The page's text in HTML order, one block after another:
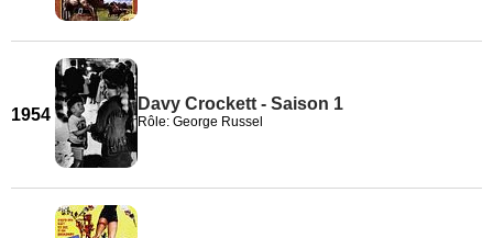
1954
Davy Crockett - Saison 1
Rôle: George Russel